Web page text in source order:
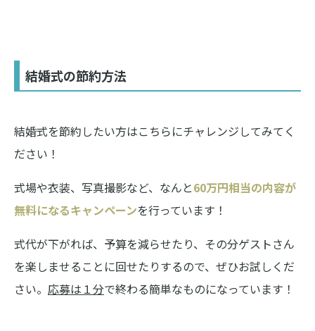
結婚式の節約方法
結婚式を節約したい方はこちらにチャレンジしてみてく
ださい！
式場や衣装、写真撮影など、なんと60万円相当の内容が
無料になるキャンペーンを行っています！
式代が下がれば、予算を減らせたり、その分ゲストさん
を楽しませることに回せたりするので、ぜひお試しくだ
さい。 応募は１分で終わる簡単なものになっています！